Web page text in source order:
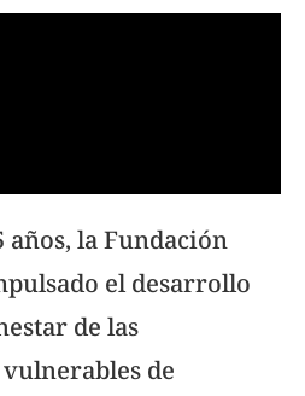
años, la Fundación
el desarrollo
de las
de